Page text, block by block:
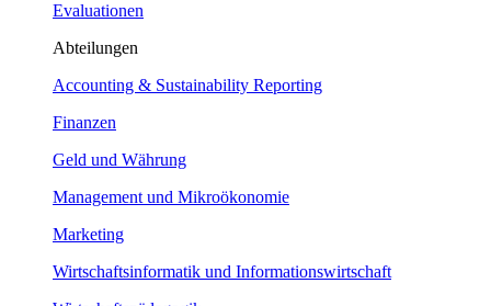
Evaluationen
Abteilungen
Accounting & Sustainability Reporting
Finanzen
Geld und Währung
Management und Mikroökonomie
Marketing
Wirtschaftsinformatik und Informationswirtschaft